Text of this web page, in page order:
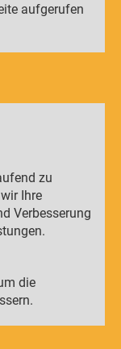
aufgerufen
zu
Ihre
Verbesserung
die